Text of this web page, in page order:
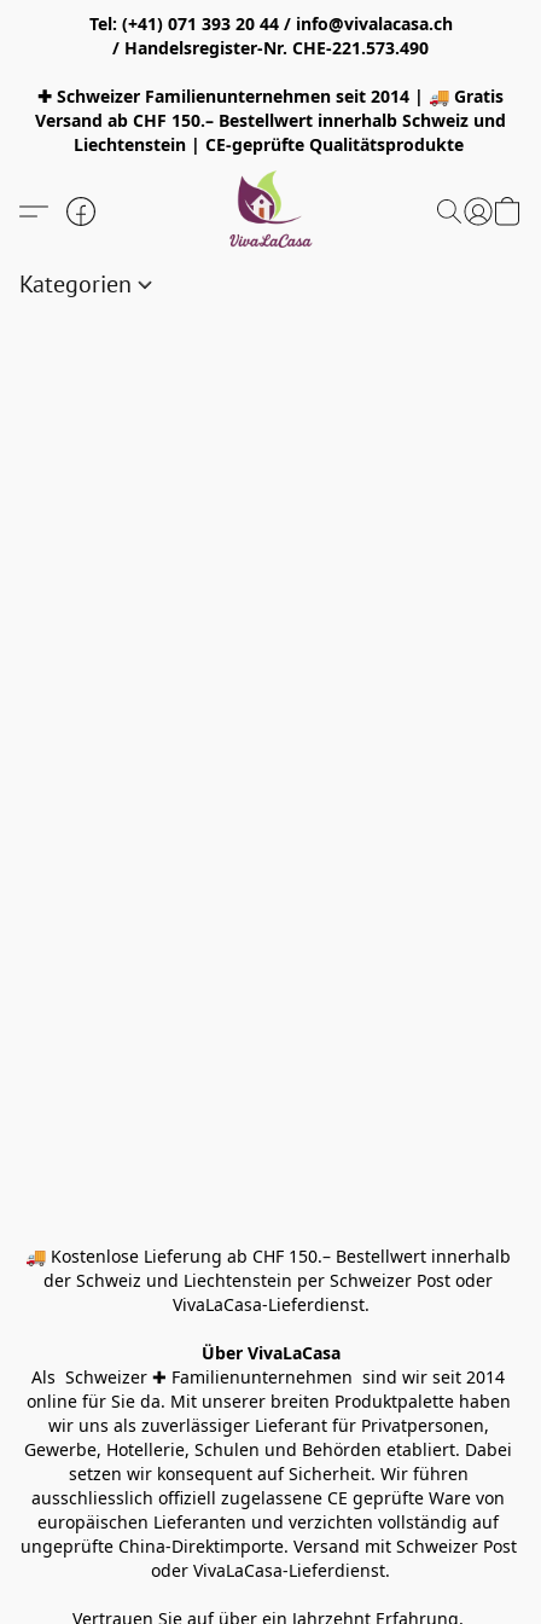
Tel: (+41) 071 393 20 44 / info@vivalacasa.ch
/ Handelsregister-Nr. CHE-221.573.490
✚ Schweizer Familienunternehmen seit 2014 | 🚚 Gratis
Versand ab CHF 150.– Bestellwert innerhalb Schweiz und
Liechtenstein | CE-geprüfte Qualitätsprodukte
Kategorien
🚚 Kostenlose Lieferung ab CHF 150.– Bestellwert innerhalb
der Schweiz und Liechtenstein per Schweizer Post oder
VivaLaCasa-Lieferdienst.
Über VivaLaCasa
Als  Schweizer ✚ Familienunternehmen  sind wir seit 2014
online für Sie da. Mit unserer breiten Produktpalette haben
wir uns als zuverlässiger Lieferant für Privatpersonen,
Gewerbe, Hotellerie, Schulen und Behörden etabliert. Dabei
setzen wir konsequent auf Sicherheit. Wir führen
ausschliesslich offiziell zugelassene CE geprüfte Ware von
europäischen Lieferanten und verzichten vollständig auf
ungeprüfte China-Direktimporte. Versand mit Schweizer Post
oder VivaLaCasa-Lieferdienst.
Vertrauen Sie auf über ein Jahrzehnt Erfahrung,